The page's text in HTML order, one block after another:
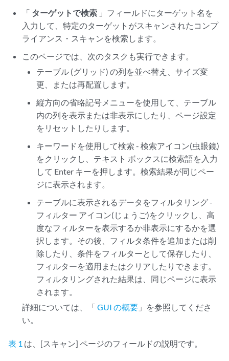
「 ターゲットで検索 」フィールドにターゲット名を
入力して、特定のターゲットがスキャンされたコンプ
ライアンス・スキャンを検索します。
このページでは、次のタスクも実行できます。
テーブル (グリッド) の列を並べ替え、サイズ変
更、または再配置します。
縦方向の省略記号メニューを使用して、テーブル
内の列を表示または非表示にしたり、ページ設定
をリセットしたりします。
キーワードを使用して検索 - 検索アイコン(虫眼鏡)
をクリックし、テキスト ボックスに検索語を入力
して Enter キーを押します。検索結果が同じペー
ジに表示されます。
テーブルに表示されるデータをフィルタリング -
フィルター アイコン(じょうご)をクリックし、高
度なフィルターを表示するか非表示にするかを選
択します。その後、フィルタ条件を追加または削
除したり、条件をフィルターとして保存したり、
フィルターを適用またはクリアしたりできます。
フィルタリングされた結果は、同じページに表示
されます。
詳細については、「GUI の概要 」を参照してくださ
い。
表 1 は、[スキャン] ページのフィールドの説明です。